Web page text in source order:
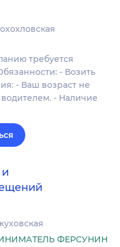
требуется
- Возить
- Ваш возраст не
- Наличие
ФЕРСУНИН